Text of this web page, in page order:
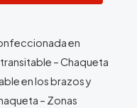
en
– Chaqueta
en los brazos y
– Zonas